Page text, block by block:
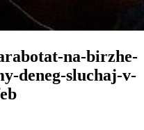
na-birzhe-
deneg-sluchaj-v-